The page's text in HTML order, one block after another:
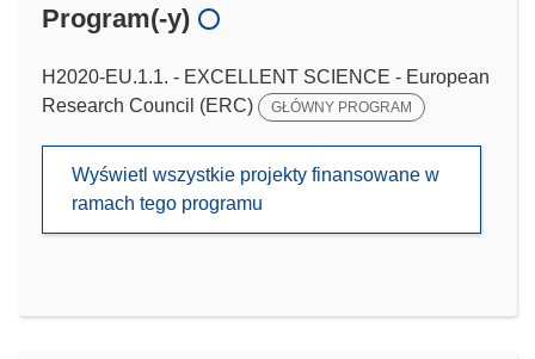
Program(-y)
H2020-EU.1.1. - EXCELLENT SCIENCE - European
Research Council (ERC)
GŁÓWNY PROGRAM
Wyświetl wszystkie projekty finansowane w
ramach tego programu